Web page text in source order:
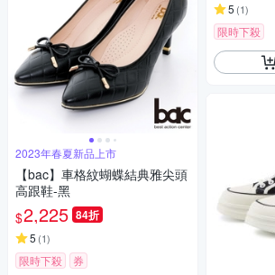
2023年春夏新品上市
【bac】車格紋蝴蝶結典雅尖頭
高跟鞋-黑
$2,225 84折
5 (1)
限時下殺 券
5 (1)
限時下殺